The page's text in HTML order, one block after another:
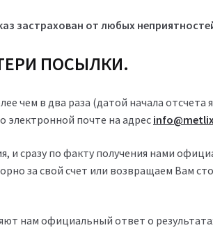
застрахован от любых
ПОСЫЛКИ.
чем в два раза (датой начала
электронной почте на адрес
и сразу по факту получения нами
за свой счет или возвращаем Вам
нам официальный ответ о